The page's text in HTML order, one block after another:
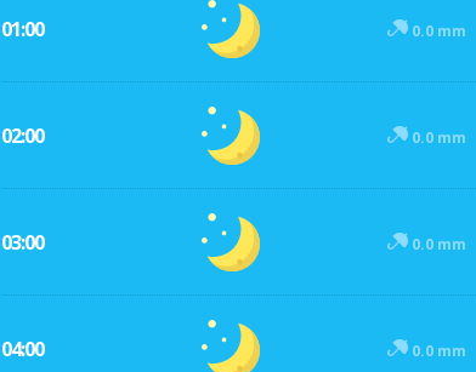
01:00 0.0 mm
02:00 0.0 mm
03:00 0.0 mm
04:00 0.0 mm